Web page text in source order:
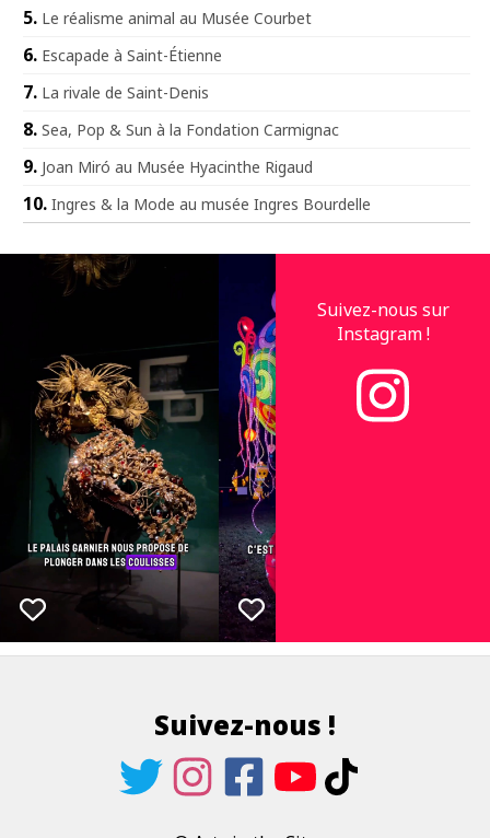
Le réalisme animal au Musée Courbet
Escapade à Saint-Étienne
La rivale de Saint-Denis
Sea, Pop & Sun à la Fondation Carmignac
Joan Miró au Musée Hyacinthe Rigaud
Ingres & la Mode au musée Ingres Bourdelle
Suivez-nous sur
Instagram !
Suivez-nous !